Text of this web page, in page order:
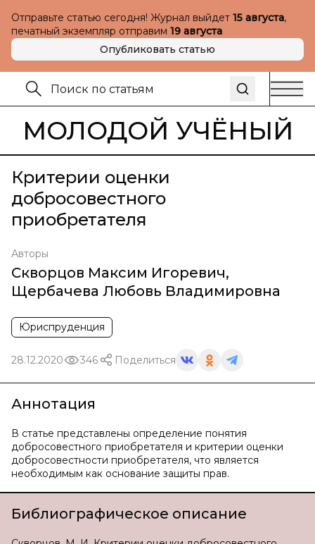
Отправьте статью сегодня! Журнал выйдет 15 августа,
печатный экземпляр отправим 19 августа
Опубликовать статью
МОЛОДОЙ УЧЁНЫЙ
Критерии оценки
добросовестного
приобретателя
Авторы
Скворцов Максим Игоревич,
Щербачева Любовь Владимировна
Юриспруденция
28.12.2020 346 Поделиться
Аннотация
В статье представлены определение понятия
добросовестного приобретателя и критерии оценки
добросовестности приобретателя, что является
необходимым как основание защиты прав.
Библиографическое описание